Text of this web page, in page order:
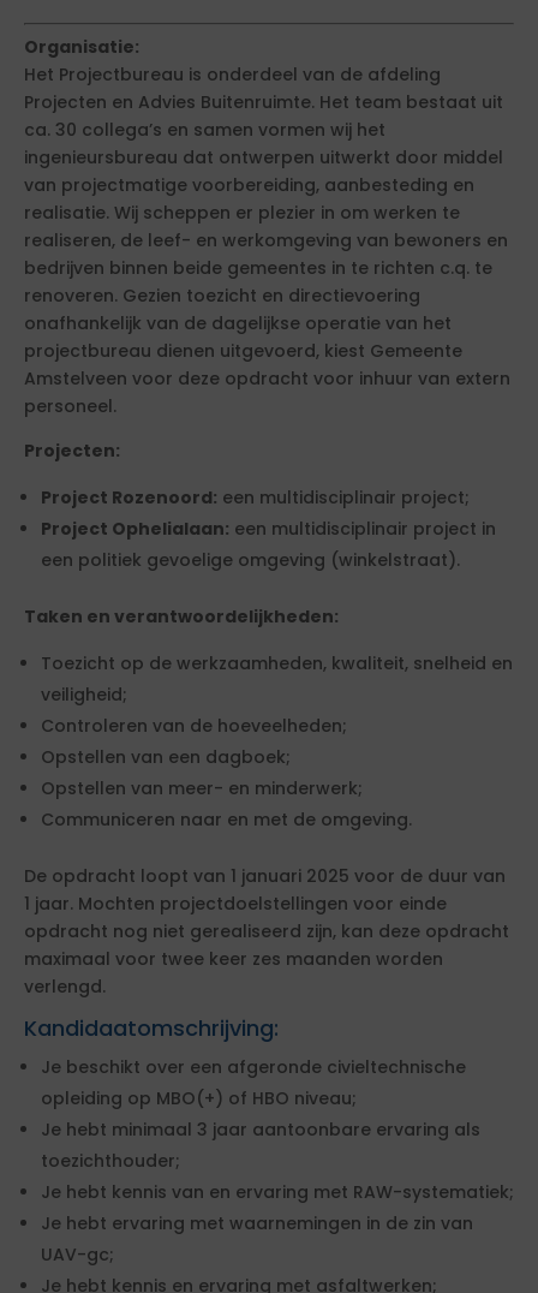
Organisatie:
Het Projectbureau is onderdeel van de afdeling
Projecten en Advies Buitenruimte. Het team bestaat uit
ca. 30 collega’s en samen vormen wij het
ingenieursbureau dat ontwerpen uitwerkt door middel
van projectmatige voorbereiding, aanbesteding en
realisatie. Wij scheppen er plezier in om werken te
realiseren, de leef- en werkomgeving van bewoners en
bedrijven binnen beide gemeentes in te richten c.q. te
renoveren. Gezien toezicht en directievoering
onafhankelijk van de dagelijkse operatie van het
projectbureau dienen uitgevoerd, kiest Gemeente
Amstelveen voor deze opdracht voor inhuur van extern
personeel.
Projecten:
Project Rozenoord: een multidisciplinair project;
Project Ophelialaan: een multidisciplinair project in
een politiek gevoelige omgeving (winkelstraat).
Taken en verantwoordelijkheden:
Toezicht op de werkzaamheden, kwaliteit, snelheid en
veiligheid;
Controleren van de hoeveelheden;
Opstellen van een dagboek;
Opstellen van meer- en minderwerk;
Communiceren naar en met de omgeving.
De opdracht loopt van 1 januari 2025 voor de duur van
1 jaar. Mochten projectdoelstellingen voor einde
opdracht nog niet gerealiseerd zijn, kan deze opdracht
maximaal voor twee keer zes maanden worden
verlengd.
Kandidaatomschrijving:
Je beschikt over een afgeronde civieltechnische
opleiding op MBO(+) of HBO niveau;
Je hebt minimaal 3 jaar aantoonbare ervaring als
toezichthouder;
Je hebt kennis van en ervaring met RAW-systematiek;
Je hebt ervaring met waarnemingen in de zin van
UAV-gc;
Je hebt kennis en ervaring met asfaltwerken;